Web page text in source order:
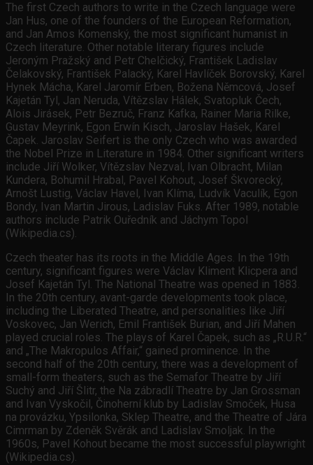
The first Czech authors to write in the Czech language were
Jan Hus, one of the founders of the European Reformation,
and Jan Amos Komenský, the most significant humanist in
Czech literature. Other notable literary figures include
Jeroným Pražský and Petr Chelčický, František Ladislav
Čelakovský, František Palacký, Karel Havlíček Borovský, Karel
Hynek Mácha, Karel Jaromír Erben, Božena Němcová, Josef
Kajetán Tyl, Jan Neruda, Vítězslav Hálek, Svatopluk Čech,
Alois Jirásek, Petr Bezruč, Franz Kafka, Rainer Maria Rilke,
Gustav Meyrink, Egon Erwín Kisch, Jaroslav Hašek, Karel
Čapek. Jaroslav Seifert is the only Czech who was awarded
the Nobel Prize in Literature in 1984. Other significant writers
include Jiří Wolker, Vítězslav Nezval, Ivan Olbracht, Milan
Kundera, Bohumil Hrabal, Pavel Kohout, Josef Škvorecký,
Arnošt Lustig, Václav Havel, Ivan Klíma, Ludvík Vaculík, Egon
Bondy, Ivan Martin Jirous, Ladislav Fuks. After 1989, notable
authors include Patrik Ouředník and Jáchym Topol
(Wikipedia.cs).
Czech theater has its roots in the Middle Ages. In the 19th
century, significant figures were Václav Kliment Klicpera and
Josef Kajetán Tyl. The National Theatre was opened in 1883.
In the 20th century, avant-garde developments took place,
including the Liberated Theatre, and personalities like Jiří
Voskovec, Jan Werich, Emil František Burian, and Jiří Mahen
played crucial roles. The plays of Karel Čapek, such as „R.U.R.“
and „The Makropulos Affair,“ gained prominence. In the
second half of the 20th century, there was a development of
small-form theaters, such as the Semafor Theatre by Jiří
Suchý and Jiří Šlitr, the Na zábradlí Theatre by Jan Grossman
and Ivan Vyskočil, Činoherní klub by Ladislav Smoček, Husa
na provázku, Ypsilonka, Sklep Theatre, and the Theatre of Jára
Cimrman by Zdeněk Svěrák and Ladislav Smoljak. In the
1960s, Pavel Kohout became the most successful playwright
(Wikipedia.cs).